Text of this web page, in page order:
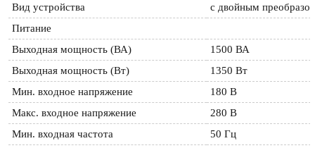
Вид устройства
с двойным
Питание
Выходная мощность (ВА)
1500 ВА
Выходная мощность (Вт)
1350 Вт
Мин. входное напряжение
180 В
Макс. входное напряжение
280 В
Мин. входная частота
50 Гц